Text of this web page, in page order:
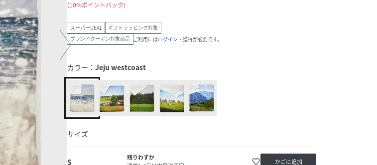
10%ポイントバック
スーパーDEAL
ギフトラッピング対象
ブランドクーポン対象商品 ご利用にはログイン ・獲得が必要です。
カラー： Jeju westcoast
サイズ
S
残りわずか
favorite_border かごに追加